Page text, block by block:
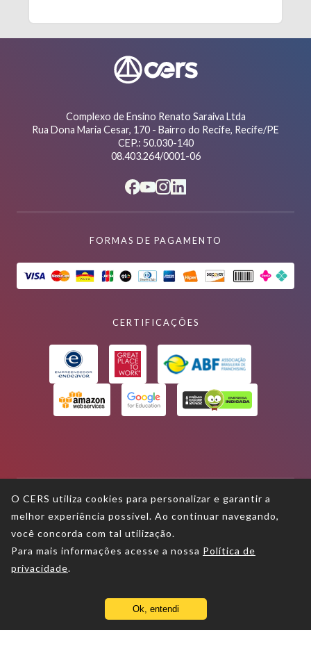
Complexo de Ensino Renato Saraiva Ltda
Rua Dona Maria Cesar, 170 - Bairro do Recife, Recife/PE
CEP.: 50.030-140
08.403.264/0001-06
FORMAS DE PAGAMENTO
CERTIFICAÇÕES
Termos de uso
Política de privacidade
autorais
O CERS utiliza cookies para personalizar e garantir a
melhor experiência possível. Ao continuar navegando,
você concorda com tal utilização.
Para mais informações acesse a nossa Política de
privacidade.
Ok, entendi